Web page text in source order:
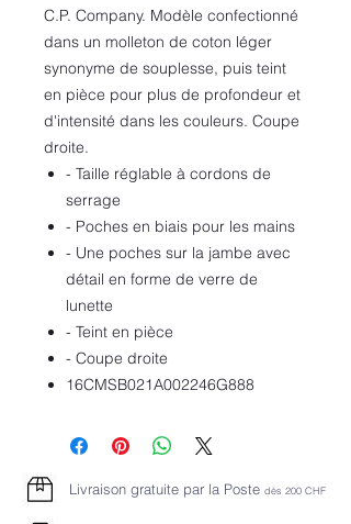
C.P. Company. Modèle confectionné
dans un molleton de coton léger
synonyme de souplesse, puis teint
en pièce pour plus de profondeur et
d'intensité dans les couleurs. Coupe
droite.
- Taille réglable à cordons de
serrage
- Poches en biais pour les mains
- Une poches sur la jambe avec
détail en forme de verre de
lunette
- Teint en pièce
- Coupe droite
16CMSB021A002246G888
Livraison gratuite par la Poste dès 200 CHF